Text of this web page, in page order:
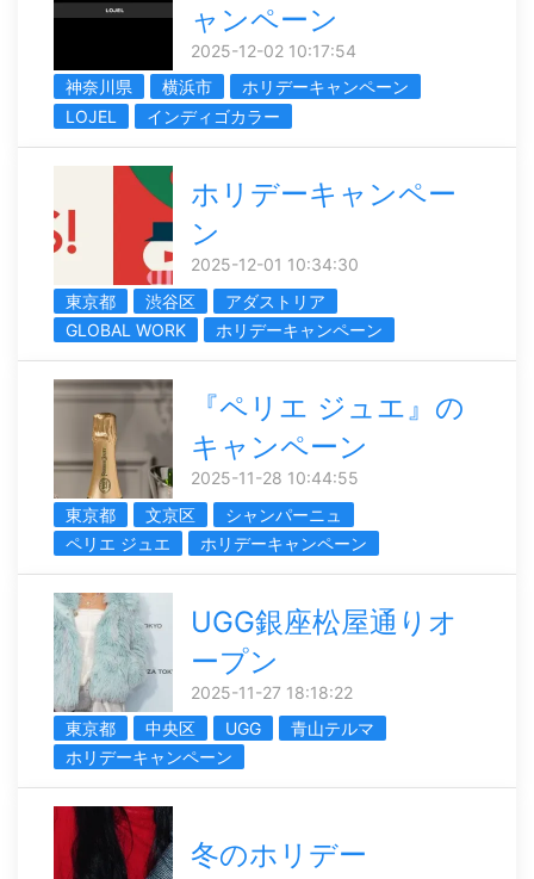
ャンペーン
2025-12-02 10:17:54
神奈川県
横浜市
ホリデーキャンペーン
LOJEL
インディゴカラー
ホリデーキャンペー
ン
2025-12-01 10:34:30
東京都
渋谷区
アダストリア
GLOBAL WORK
ホリデーキャンペーン
『ペリエ ジュエ』の
キャンペーン
2025-11-28 10:44:55
東京都
文京区
シャンパーニュ
ペリエ ジュエ
ホリデーキャンペーン
UGG銀座松屋通りオ
ープン
2025-11-27 18:18:22
東京都
中央区 UGG
青山テルマ
ホリデーキャンペーン
冬のホリデー